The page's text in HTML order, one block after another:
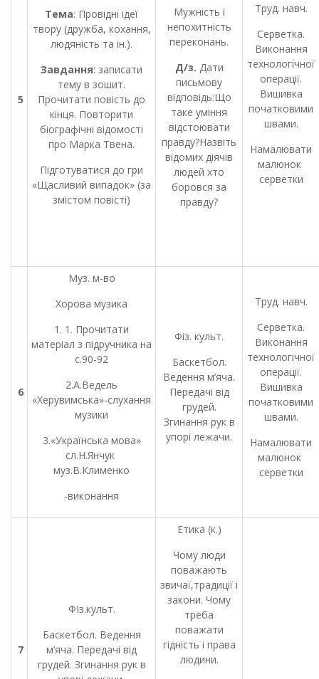
5
Тема: Провідні ідеї
твору (дружба, кохання,
людяність та ін.).
Завдання: записати
тему в зошит.
Прочитати повість до
кінця. Повторити
біографічні відомості
про Марка Твена.
Підготуватися до гри
«Щасливий випадок» (за
змістом повісті)
Мужність і
непохитність
переконань.
Д/з. Дати
письмову
відповідь:Що
таке уміння
відстоювати
правду?Назвіть
відомих діячів
людей хто
боровся за
правду?
Труд. навч.
Серветка.
Виконання
технологічної
операції.
Вишивка
початковими
швами.
Намалювати
малюнок
серветки
6
Муз. м-во
Хорова музика
1. 1. Прочитати
матеріал з підручника на
с.90-92
2.А.Ведель
«Херувимська»-слухання
музики
3.«Українська мова»
сл.Н.Янчук
муз.В.Клименко
-виконання
Фіз. культ.
Баскетбол.
Ведення м’яча.
Передачі від
грудей.
Згинання рук в
упорі лежачи.
Труд. навч.
Серветка.
Виконання
технологічної
операції.
Вишивка
початковими
швами.
Намалювати
малюнок
серветки
7
ФІз.культ.
Баскетбол. Ведення
м’яча. Передачі від
грудей. Згинання рук в
Етика (к.)
Чому люди
поважають
звичаї,традиції і
закони. Чому
треба
поважати
гідність і права
людини.